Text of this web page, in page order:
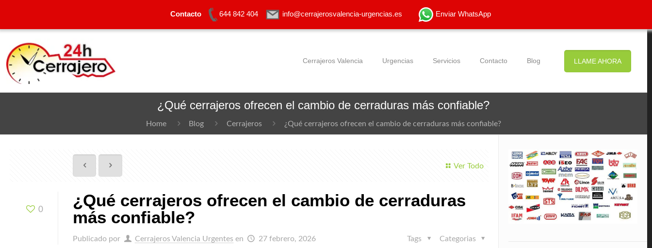
Contacto 644 842 404 info@cerrajerosvalencia-urgencias.es Enviar WhatsApp
Cerrajeros Valencia Urgencias Servicios Contacto Blog LLAME AHORA
¿Qué cerrajeros ofrecen el cambio de cerraduras más confiable?
Home Blog Cerrajeros ¿Qué cerrajeros ofrecen el cambio de cerraduras más confiable?
Ver Todo
0
¿Qué cerrajeros ofrecen el cambio de cerraduras
más confiable?
Publicado por Cerrajeros Valencia Urgentes en 27 febrero, 2026 Categorias
Tags